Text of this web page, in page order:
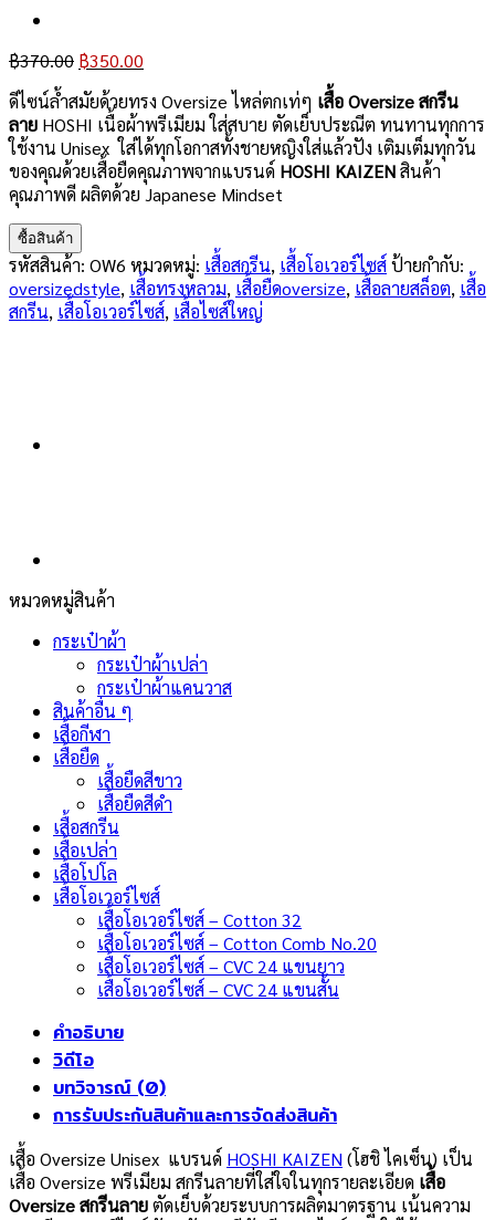
฿370.00 Original
was:
฿370.00.
฿350.00
is:
฿350.00.
ดีไซน์ล้ำสมัยด้วยทรง Oversize ไหล่ตกเท่ๆ เสื้อ Oversize สกรีน
ลาย HOSHI เนื้อผ้าพรีเมียม ใส่สบาย ตัดเย็บประณีต ทนทานทุกการ
ใช้งาน Unisex ใส่ได้ทุกโอกาสทั้งชายหญิงใส่แล้วปัง เติมเต็มทุกวัน
ของคุณด้วยเสื้อยืดคุณภาพจากแบรนด์ HOSHI KAIZENสินค้า
คุณภาพดี ผลิตด้วย Japanese Mindset
ซื้อสินค้า
รหัสสินค้า: OW6 หมวดหมู่: เสื้อสกรีน, เสื้อโอเวอร์ไซส์ป้ายกำกับ:
oversizedstyle, เสื้อทรงหลวม, เสื้อยืดoversize, เสื้อลายสล็อต, เสื้อ
สกรีน, เสื้อโอเวอร์ไซส์, เสื้อไซส์ใหญ่
หมวดหมู่สินค้า
กระเป๋าผ้า
กระเป๋าผ้าเปล่า
กระเป๋าผ้าแคนวาส
สินค้าอื่น ๆ
เสื้อกีฬา
เสื้อยืด
เสื้อยืดสีขาว
เสื้อยืดสีดำ
เสื้อสกรีน
เสื้อเปล่า
เสื้อโปโล
เสื้อโอเวอร์ไซส์
เสื้อโอเวอร์ไซส์ – Cotton 32
เสื้อโอเวอร์ไซส์ – Cotton Comb No.20
เสื้อโอเวอร์ไซส์ – CVC 24 แขนยาว
เสื้อโอเวอร์ไซส์ – CVC 24 แขนสั้น
คำอธิบาย
วิดีโอ
บทวิจารณ์ (0)
การรับประกันสินค้าและการจัดส่งสินค้า
เสื้อ Oversize Unisex แบรนด์ HOSHI KAIZEN (โฮชิ ไคเซ็น) เป็น
เสื้อ Oversize พรีเมียม สกรีนลายที่ใส่ใจในทุกรายละเอียด เสื้อ
Oversize สกรีนลายตัดเย็บด้วยระบบการผลิตมาตรฐาน เน้นความ